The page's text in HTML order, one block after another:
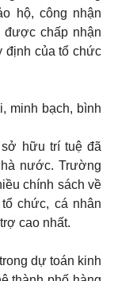
hộ, công nhận
được chấp nhận
định của tổ chức
minh bạch, bình
hữu trí tuệ đã
nước. Trường
chính sách về
chức, cá nhân
cao nhất.
dự toán kinh